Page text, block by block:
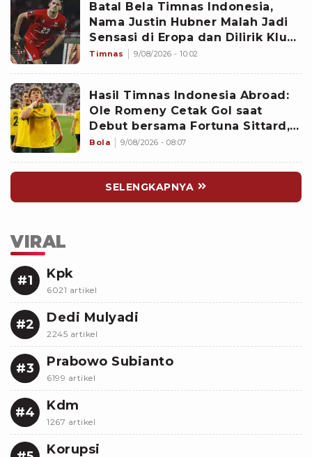
Batal Bela Timnas Indonesia,
Nama Justin Hubner Malah Jadi
Sensasi di Eropa dan Dilirik Klub
Kasta Teratas
Timnas 9/08/2026 - 10:02
Hasil Timnas Indonesia Abroad:
Ole Romeny Cetak Gol saat
Debut bersama Fortuna Sittard,
Justin Hubner Main Penuh
Bola 9/08/2026 - 08:07
SELENGKAPNYA
VIRAL
#1 Kpk
6021 artikel
#2 Dedi Mulyadi
2245 artikel
#3 Prabowo Subianto
6199 artikel
#4 Kdm
1267 artikel
Korupsi